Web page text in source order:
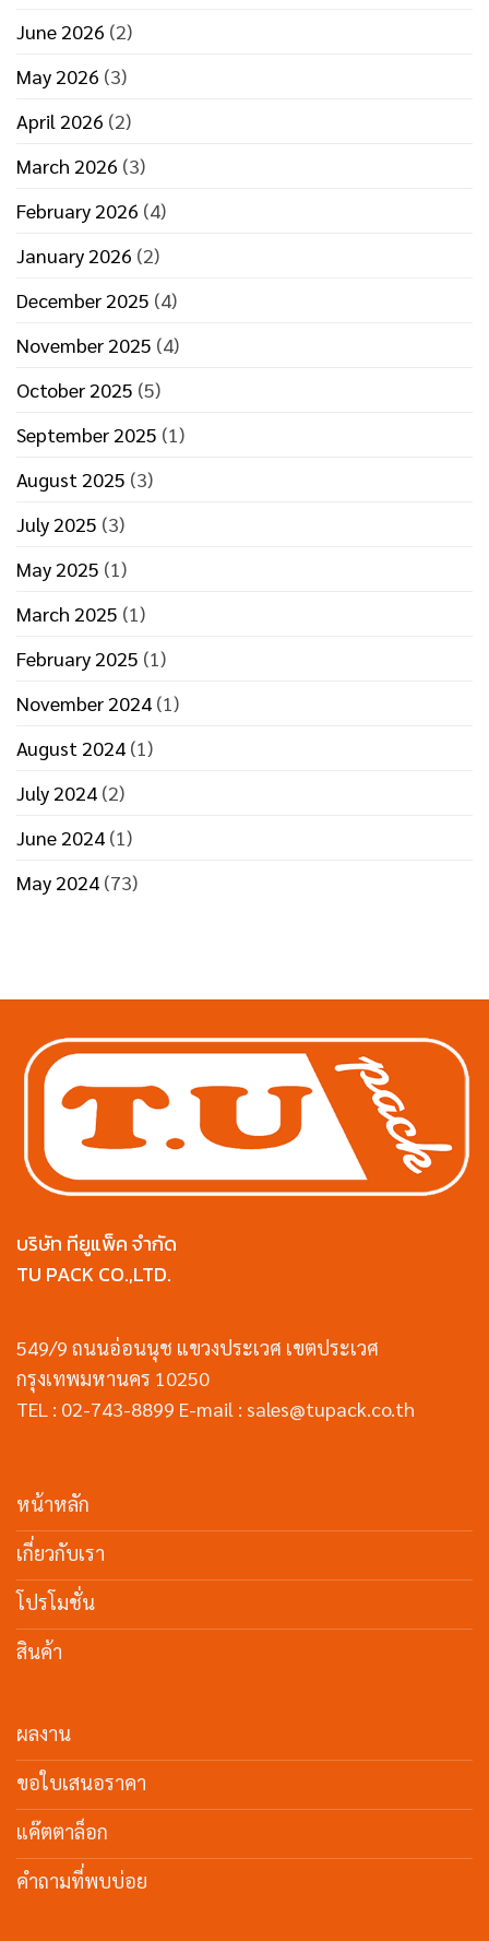
June 2026 (2)
May 2026 (3)
April 2026 (2)
March 2026 (3)
February 2026 (4)
January 2026 (2)
December 2025 (4)
November 2025 (4)
October 2025 (5)
September 2025 (1)
August 2025 (3)
July 2025 (3)
May 2025 (1)
March 2025 (1)
February 2025 (1)
November 2024 (1)
August 2024 (1)
July 2024 (2)
June 2024 (1)
May 2024 (73)
บริษัท ทียูแพ็ค จำกัด
TU PACK CO.,LTD.
549/9 ถนนอ่อนนุช แขวงประเวศ เขตประเวศ
กรุงเทพมหานคร 10250
TEL : 02-743-8899 E-mail : sales@tupack.co.th
หน้าหลัก
เกี่ยวกับเรา
โปรโมชั่น
สินค้า
ผลงาน
ขอใบเสนอราคา
แค๊ตตาล็อก
คำถามที่พบบ่อย